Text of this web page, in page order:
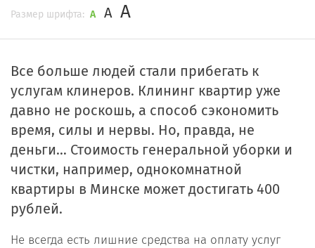
Размер шрифта: A A A
Все больше людей стали прибегать к
услугам клинеров. Клининг квартир уже
давно не роскошь, а способ сэкономить
время, силы и нервы. Но, правда, не
деньги… Стоимость генеральной уборки и
чистки, например, однокомнатной
квартиры в Минске может достигать 400
рублей.
Не всегда есть лишние средства на оплату услуг